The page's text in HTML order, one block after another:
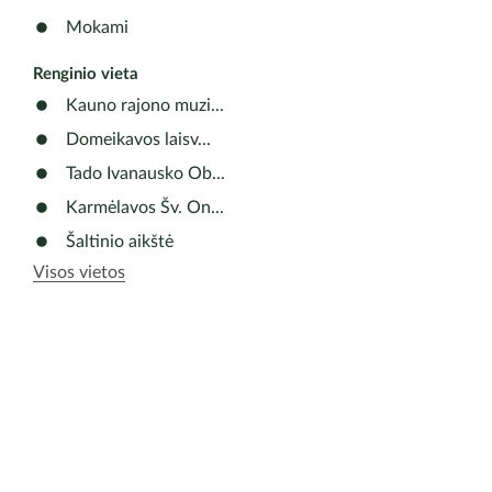
Mokami
Renginio vieta
Kauno rajono muzi...
Domeikavos laisv...
Tado Ivanausko Ob...
Karmėlavos Šv. On...
Šaltinio aikštė
Visos vietos